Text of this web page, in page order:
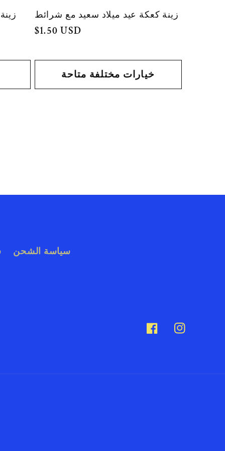
زينة كعكة عيد ميلاد سعيد مع شرائط
السعر
$1.50 USD
خيارات مختلفة متاحة
سياسة الشحن
فيسبوكإنستغرام